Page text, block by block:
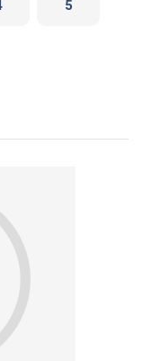
5